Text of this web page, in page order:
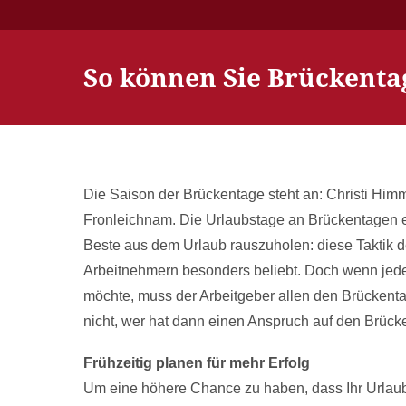
So können Sie
Die Saison der Brückentage steht an: Christi
Fronleichnam. Die Urlaubstage an Brückentagen
Beste aus dem Urlaub rauszuholen: diese Taktik
Arbeitnehmern besonders beliebt. Doch wenn
möchte, muss der Arbeitgeber allen den
nicht, wer hat dann einen Anspruch auf den
Frühzeitig planen für mehr Erfolg
Um eine höhere Chance zu haben, dass Ihr